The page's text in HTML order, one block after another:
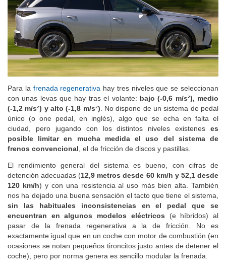
Para lafrenada regenerativahay tres niveles que se seleccionan
con unas levas que hay tras el volante:bajo (-0,6 m/s²), medio
(-1,2 m/s²) y alto (-1,8 m/s²). No dispone de un sistema de pedal
único (o one pedal, en inglés), algo que se echa en falta el
ciudad, pero jugando con los distintos niveles existenes es
posible limitar en mucha medida el uso del sistema de
El rendimiento general del sistema es bueno, con cifras de
detención adecuadas ( 12,9 metros desde 60 km/h y 52,1 desde
120 km/h) y con una resistencia al uso más bien alta. También
nos ha dejado una buena sensación el tacto que tiene el sistema,
sin las habituales inconsistencias en el pedal que se
encuentran en algunos modelos eléctricos
(e híbridos) al
pasar de la frenada regenerativa a la de fricción. No es
exactamente igual que en un coche con motor de combustión (en
ocasiones se notan pequeños tironcitos justo antes de detener el